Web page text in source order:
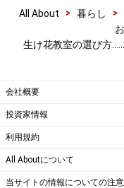
さみ」、お花を持ち
の「花袋（フラワー
気に入りのものにす
こと間違いなし！ そ
2000円前後、花合羽
購入することができ
All About > 暮らし >
生け花教室の選び方
会社概要
投資家情報
利用規約
All Aboutについて
当サイトの情報についての注意